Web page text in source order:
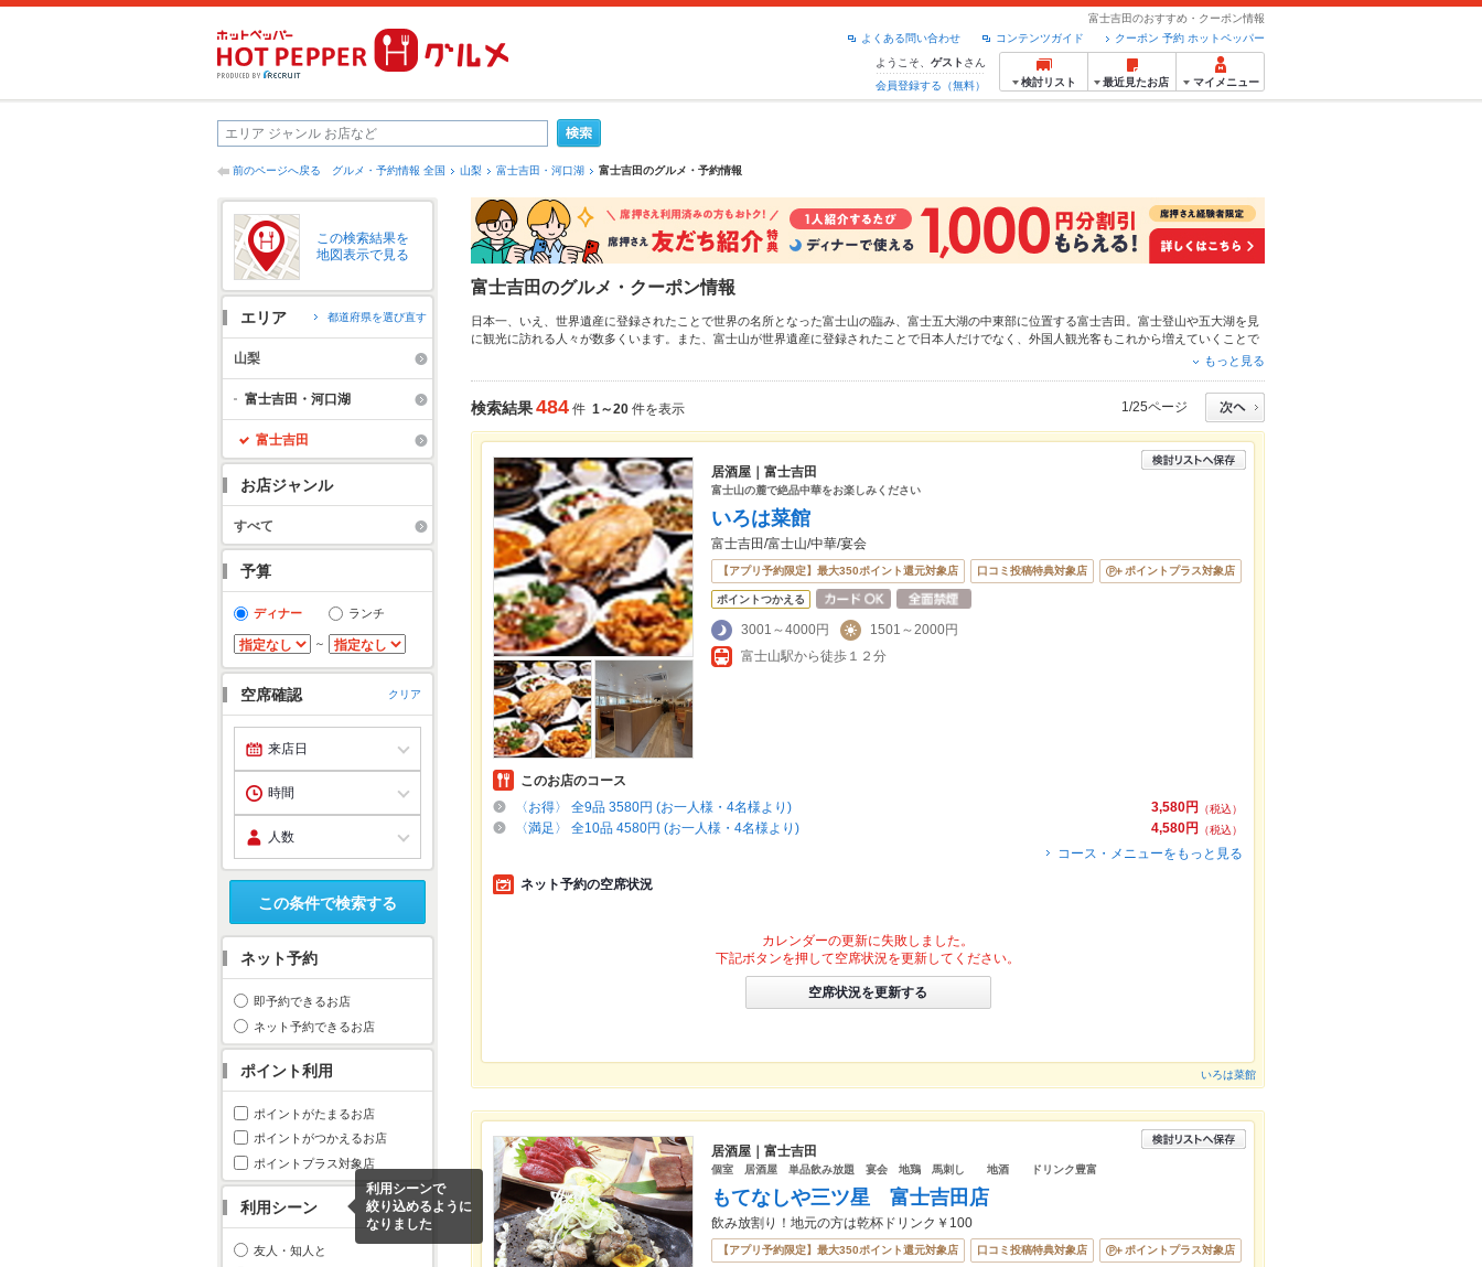
富士吉田のおすすめ・クーポン情報
クーポン 予約 ホットペッパー
コンテンツガイド
よくある問い合わせ
ようこそ、 ゲスト さん
会員登録する（無料）
検討リスト 最近見たお店 マイメニュー
前のページへ戻る グルメ・予約情報 全国 山梨 富士吉田・河口湖 富士吉田のグルメ・予約情報
この検索結果を
地図表示で見る
エリア 都道府県を選び直す
山梨
富士吉田・河口湖
富士吉田
お店ジャンル
すべて
予算
ディナー ランチ
～
空席確認 クリア
この条件で検索する
ネット予約
即予約できるお店
ネット予約できるお店
ポイント利用
ポイントがたまるお店
ポイントがつかえるお店
ポイントプラス対象店
利用シーン
利用シーンで
絞り込めるように
なりました
友人・知人と
富士吉田のグルメ・クーポン情報
日本一、いえ、世界遺産に登録されたことで世界の名所となった富士山の臨み、富士五大湖の中東部に位置する富士吉田。富士登山や五大湖を見
に観光に訪れる人々が数多くいます。また、富士山が世界遺産に登録されたことで日本人だけでなく、外国人観光客もこれから増えていくことで
しょう。また、富士山だけでなく、日本屈指の遊園地、「富士急ハイランド」があることでも有名ですよね。富士急ハイランドは絶叫マシーンと
んなあなたに「これだけは絶対食べたい！富士吉田のＢ級グルメをご紹介します。富士吉田のＢ級グルメで外せないのは「吉田うどん」です。同
じ山梨県内の名物である「ほうとう」と双璧をなすＢ級グルメです。富士北麓の綺麗な水を使用し、コシの強い極太麺と、茹でキャベツや甘辛く
煮た馬肉、すりだねと呼ばれる赤唐辛子ベースの薬味を入れて食べるのが特徴です。戦国武将武田信玄の生んだ山梨県の極太うどん、食べるとた
くましい自分を発見できるかも！？
富士吉田のグルメ情報ページです。富士吉田でおすすめの料理ジャンル うどん・そば
り条件を指定すれば、シーンや気分に合ったお店がサクサク探せます。ご希望に合ったお店が見つからなかったら、近隣のエリア
急ハイランド、河口湖もチェックしてみてください。ホットペッパーグルメなら、お得なクーポンはもちろん、こだわりメニュー
そばや季節のおすすめ料理など、お店の最新情報をご紹介しているので安心！24時間使える簡単便利なネット予約が使えるお店も拡大中で
す。友達どうしの飲み会にも、会社の宴会にも、デートやパーティーにもお得に便利にホットペッパーグルメをご利用ください。
もっと見る
検索結果484 件 1～20 件を表示 1/25ページ
居酒屋｜富士吉田
富士山の麓で絶品中華をお楽しみください
いろは菜館
富士吉田/富士山/中華/宴会
【アプリ予約限定】最大350ポイント還元対象店 口コミ投稿特典対象店 ポイントプラス対象店
ポイントつかえる
3001～4000円
1501～2000円
富士山駅から徒歩１２分
このお店のコース
3,580円
（税込）
〈お得〉 全9品 3580円 (お一人様・4名様より)
4,580円
（税込）
〈満足〉 全10品 4580円 (お一人様・4名様より)
コース・メニューをもっと見る
ネット予約の空席状況
カレンダーの更新に失敗しました。
下記ボタンを押して空席状況を更新してください。
空席状況を更新する
いろは菜館
居酒屋｜富士吉田
個室 居酒屋 単品飲み放題 宴会 地鶏 馬刺し 地酒 ドリンク豊富
もてなしや三ツ星 富士吉田店
飲み放割り！地元の方は乾杯ドリンク￥100
【アプリ予約限定】最大350ポイント還元対象店 口コミ投稿特典対象店 ポイントプラス対象店